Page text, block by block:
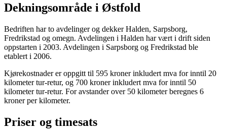
Dekningsområde i Østfold
Bedriften har to avdelinger og dekker Halden, Sarpsborg,
Fredrikstad og omegn. Avdelingen i Halden har vært i drift siden
oppstarten i 2003. Avdelingen i Sarpsborg og Fredrikstad ble
etablert i 2006.
Kjørekostnader er oppgitt til 595 kroner inkludert mva for inntil 20
kilometer tur-retur, og 700 kroner inkludert mva for inntil 50
kilometer tur-retur. For avstander over 50 kilometer beregnes 6
kroner per kilometer.
Priser og timesats